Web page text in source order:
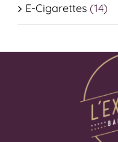
E-Cigarettes (14)